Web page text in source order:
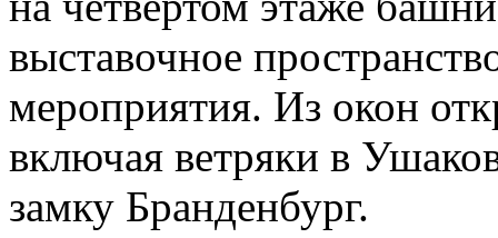
выставочное
мероприятия. Из окон
включая ветряки в
замку Бранденбург.